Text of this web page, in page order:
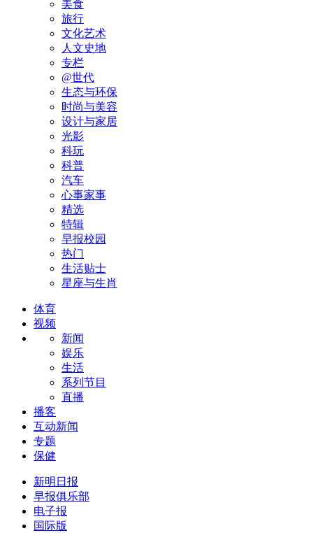
美食
旅行
文化艺术
人文史地
专栏
@世代
生态与环保
时尚与美容
设计与家居
光影
科玩
科普
汽车
心事家事
精选
特辑
早报校园
热门
生活贴士
星座与生肖
体育
视频
新闻
娱乐
生活
系列节目
直播
播客
互动新闻
专题
保健
新明日报
早报俱乐部
电子报
国际版